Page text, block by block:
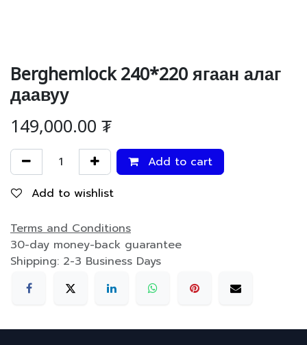
Berghemlock 240*220 ягаан алаг
даавуу
149,000.00₮
Add to cart
Add to wishlist
Terms and Conditions
30-day money-back guarantee
Shipping: 2-3 Business Days